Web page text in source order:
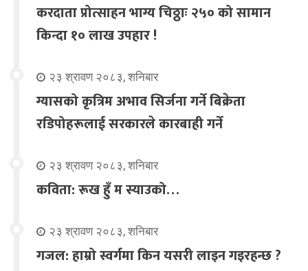
करदाता प्रोत्साहन भाग्य चिठ्ठाः २५० को सामान
किन्दा १० लाख उपहार !
२३ श्रावण २०८३, शनिबार
ग्यासको कृत्रिम अभाव सिर्जना गर्ने बिक्रेता
रडिपोहरूलाई सरकारले कारबाही गर्ने
२३ श्रावण २०८३, शनिबार
कविता: रूख हुँ म स्याउको…
२३ श्रावण २०८३, शनिबार
गजल: हाम्रो स्वर्गमा किन यसरी लाइन गइरहन्छ ?